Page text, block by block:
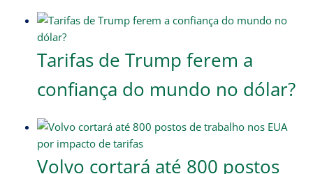
Tarifas de Trump ferem a
confiança do mundo no dólar?
Volvo cortará até 800 postos